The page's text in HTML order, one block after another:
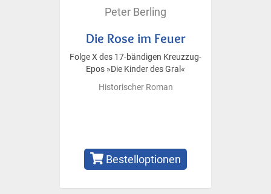
Peter Berling
Die Rose im Feuer
Folge X des 17-bändigen Kreuzzug-
Epos »Die Kinder des Gral«
Historischer Roman
Bestelloptionen